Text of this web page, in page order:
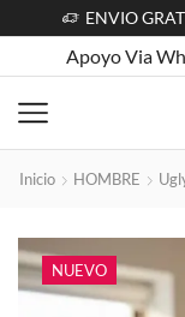
ENVIO
Apoyo Via
Inicio HOMBRE
NUEVO